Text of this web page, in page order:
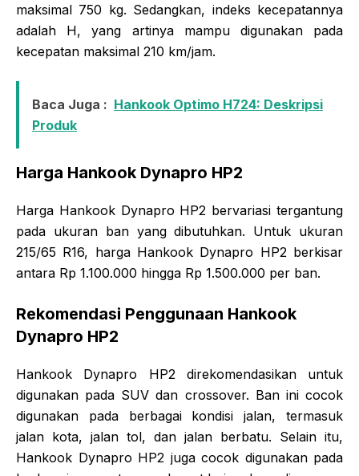
maksimal 750 kg. Sedangkan, indeks kecepatannya
adalah H, yang artinya mampu digunakan pada
kecepatan maksimal 210 km/jam.
Baca Juga : Hankook Optimo H724: Deskripsi
Produk
Harga Hankook Dynapro HP2
Harga Hankook Dynapro HP2 bervariasi tergantung
pada ukuran ban yang dibutuhkan. Untuk ukuran
215/65 R16, harga Hankook Dynapro HP2 berkisar
antara Rp 1.100.000 hingga Rp 1.500.000 per ban.
Rekomendasi Penggunaan Hankook
Dynapro HP2
Hankook Dynapro HP2 direkomendasikan untuk
digunakan pada SUV dan crossover. Ban ini cocok
digunakan pada berbagai kondisi jalan, termasuk
jalan kota, jalan tol, dan jalan berbatu. Selain itu,
Hankook Dynapro HP2 juga cocok digunakan pada